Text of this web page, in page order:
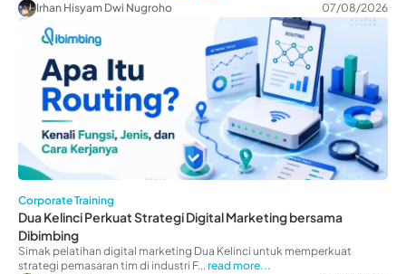
Irhan Hisyam Dwi Nugroho
07/08/2026
Corporate Training
Dua Kelinci Perkuat Strategi Digital Marketing bersama
Dibimbing
Simak pelatihan digital marketing Dua Kelinci untuk memperkuat
strategi pemasaran tim di industri F...read more...